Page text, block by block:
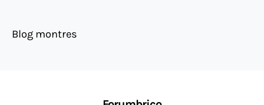
Blog montres